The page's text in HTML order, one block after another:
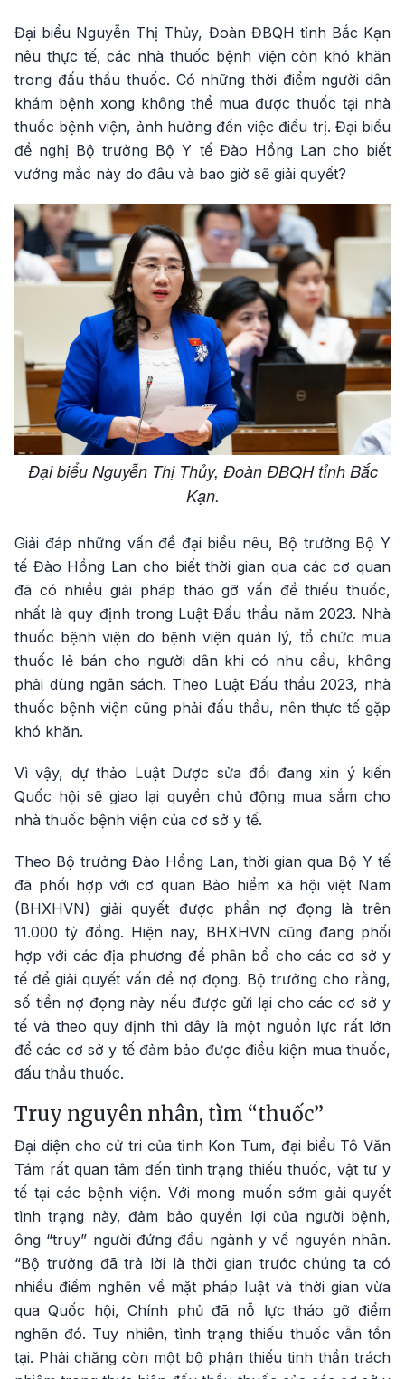
Đại biểu Nguyễn Thị Thủy, Đoàn ĐBQH tỉnh Bắc Kạn
nêu thực tế, các nhà thuốc bệnh viện còn khó khăn
trong đấu thầu thuốc. Có những thời điểm người dân
khám bệnh xong không thể mua được thuốc tại nhà
thuốc bệnh viện, ảnh hưởng đến việc điều trị. Đại biểu
đề nghị Bộ trưởng Bộ Y tế Đào Hồng Lan cho biết
vướng mắc này do đâu và bao giờ sẽ giải quyết?
Đại biểu Nguyễn Thị Thủy, Đoàn ĐBQH tỉnh Bắc
Kạn.
Giải đáp những vấn đề đại biểu nêu, Bộ trưởng Bộ Y
tế Đào Hồng Lan cho biết thời gian qua các cơ quan
đã có nhiều giải pháp tháo gỡ vấn đề thiếu thuốc,
nhất là quy định trong Luật Đấu thầu năm 2023. Nhà
thuốc bệnh viện do bệnh viện quản lý, tổ chức mua
thuốc lẻ bán cho người dân khi có nhu cầu, không
phải dùng ngân sách. Theo Luật Đấu thầu 2023, nhà
thuốc bệnh viện cũng phải đấu thầu, nên thực tế gặp
khó khăn.
Vì vậy, dự thảo Luật Dược sửa đổi đang xin ý kiến
Quốc hội sẽ giao lại quyền chủ động mua sắm cho
nhà thuốc bệnh viện của cơ sở y tế.
Theo Bộ trưởng Đào Hồng Lan, thời gian qua Bộ Y tế
đã phối hợp với cơ quan Bảo hiểm xã hội việt Nam
(BHXHVN) giải quyết được phần nợ đọng là trên
11.000 tỷ đồng. Hiện nay, BHXHVN cũng đang phối
hợp với các địa phương để phân bổ cho các cơ sở y
tế để giải quyết vấn đề nợ đọng. Bộ trưởng cho rằng,
số tiền nợ đọng này nếu được gửi lại cho các cơ sở y
tế và theo quy định thì đây là một nguồn lực rất lớn
để các cơ sở y tế đảm bảo được điều kiện mua thuốc,
đấu thầu thuốc.
Truy nguyên nhân, tìm “thuốc”
Đại diện cho cử tri của tỉnh Kon Tum, đại biểu Tô Văn
Tám rất quan tâm đến tình trạng thiếu thuốc, vật tư y
tế tại các bệnh viện. Với mong muốn sớm giải quyết
tình trạng này, đảm bảo quyền lợi của người bệnh,
ông “truy” người đứng đầu ngành y về nguyên nhân.
“Bộ trưởng đã trả lời là thời gian trước chúng ta có
nhiều điểm nghẽn về mặt pháp luật và thời gian vừa
qua Quốc hội, Chính phủ đã nỗ lực tháo gỡ điểm
nghẽn đó. Tuy nhiên, tình trạng thiếu thuốc vẫn tồn
tại. Phải chăng còn một bộ phận thiếu tinh thần trách